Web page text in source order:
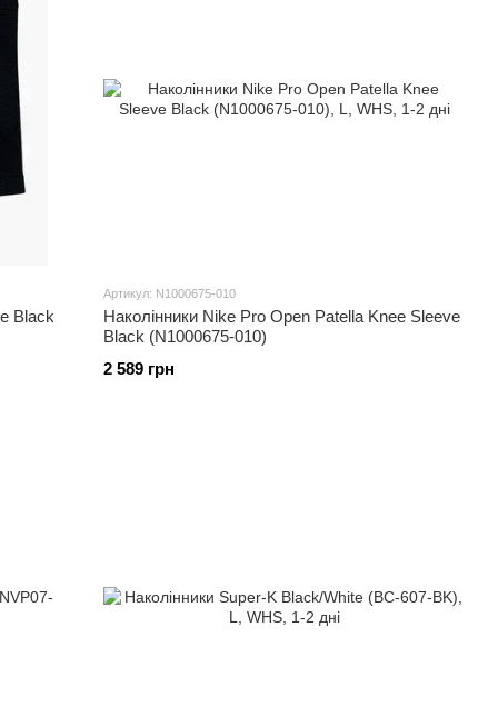
Black
Артикул: N1000675-010
Наколінники Nike Pro Open Patella Knee Sleeve
Black (N1000675-010)
2 589 грн